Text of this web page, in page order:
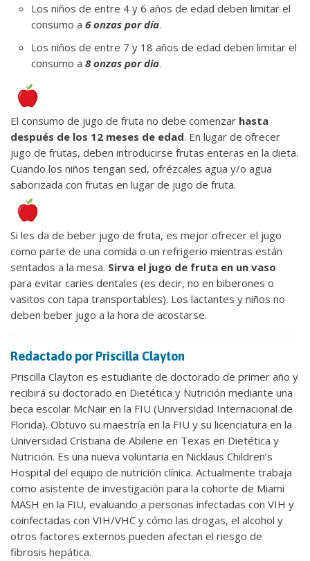
Los niños de entre 4 y 6 años de edad deben limitar el
consumo a 6 onzas por día.
Los niños de entre 7 y 18 años de edad deben limitar el
consumo a 8 onzas por día.
El consumo de jugo de fruta no debe comenzar hasta
después de los 12 meses de edad. En lugar de ofrecer
jugo de frutas, deben introducirse frutas enteras en la dieta.
Cuando los niños tengan sed, ofrézcales agua y/o agua
saborizada con frutas en lugar de jugo de fruta.
Si les da de beber jugo de fruta, es mejor ofrecer el jugo
como parte de una comida o un refrigerio mientras están
sentados a la mesa. Sirva el jugo de fruta en un vaso
para evitar caries dentales (es decir, no en biberones o
vasitos con tapa transportables). Los lactantes y niños no
deben beber jugo a la hora de acostarse.
Redactado por Priscilla Clayton
Priscilla Clayton es estudiante de doctorado de primer año y
recibirá su doctorado en Dietética y Nutrición mediante una
beca escolar McNair en la FIU (Universidad Internacional de
Florida). Obtuvo su maestría en la FIU y su licenciatura en la
Universidad Cristiana de Abilene en Texas en Dietética y
Nutrición. Es una nueva voluntaria en Nicklaus Children’s
Hospital del equipo de nutrición clínica. Actualmente trabaja
como asistente de investigación para la cohorte de Miami
MASH en la FIU, evaluando a personas infectadas con VIH y
coinfectadas con VIH/VHC y cómo las drogas, el alcohol y
otros factores externos pueden afectan el riesgo de
fibrosis hepática.